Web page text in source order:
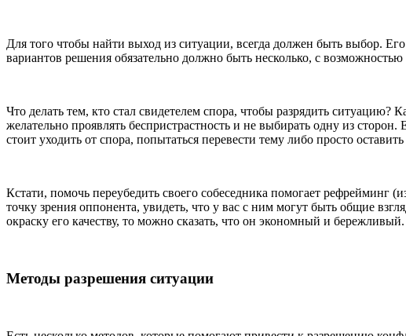
Для того чтобы найти выход из ситуации, всегда должен быть выбор.
вариантов решения обязательно должно быть несколько, с
Что делать тем, кто стал свидетелем спора, чтобы разрядить
желательно проявлять беспристрастность и не выбирать одну из
стоит уходить от спора, попытаться перевести тему либо просто
Кстати, помочь переубедить своего собеседника помогает рефрейминг
точку зрения оппонента, увидеть, что у вас с ним могут быть общие
окраску его качеству, то можно сказать, что он экономный и бережливый.
Методы разрешения ситуации